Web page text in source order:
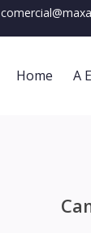
Home A